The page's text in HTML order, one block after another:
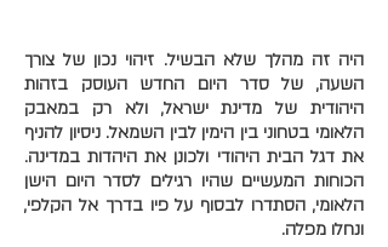
היה זה מהלך שלא הבשיל. זיהוי נכון של צורך
השעה, של סדר היום החדש העוסק בזהות
היהודית של מדינת ישראל, ולא רק במאבק
הלאומי בטחוני בין הימין לבין השמאל. ניסיון להניף
את דגל הבית היהודי ולכונן את היהדות במדינה.
הכוחות המעשיים שהיו רגילים לסדר היום הישן
הלאומי, הסתדרו לבסוף על פיו בדרך אל הקלפי,
ונחלו מפלה.